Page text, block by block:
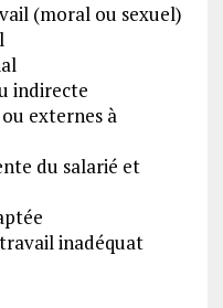
(moral ou sexuel)
indirecte
externes à
du salarié et
inadéquat